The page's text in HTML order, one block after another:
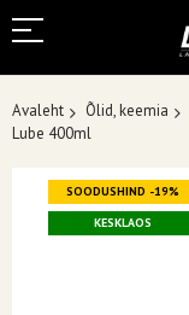
Avaleht Õlid, keemia
Lube 400ml
Skip
the
end
SOODUSHIND -19%
KESKLAOS